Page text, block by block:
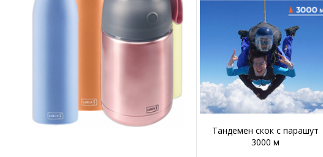
Тандемен скок с парашут
3000 м